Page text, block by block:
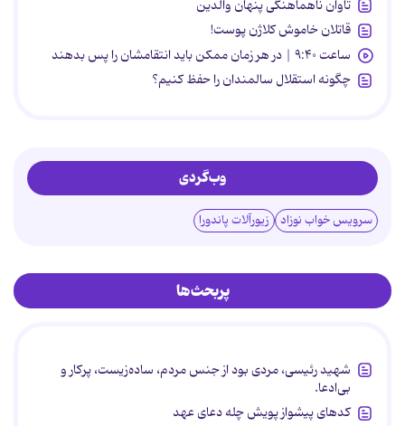
تاوان ناهماهنگی پنهان والدین
قاتلان خاموش کلاژن پوست!
ساعت ۹:۴۰ | در هر زمان ممکن باید انتقامشان را پس بدهند
چگونه استقلال سالمندان را حفظ کنیم؟
وب‌گردی
سرویس خواب نوزاد زیورآلات پاندورا
پربحث‌ها
شهید رئیسی، مردی بود از جنس مردم، ساده‌زیست، پرکار و
بی‌ادعا.
کدهای پیشواز پویش چله دعای عهد